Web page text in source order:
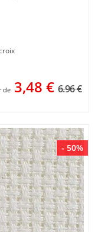
de 3,48 € 6.96 €
- 50%